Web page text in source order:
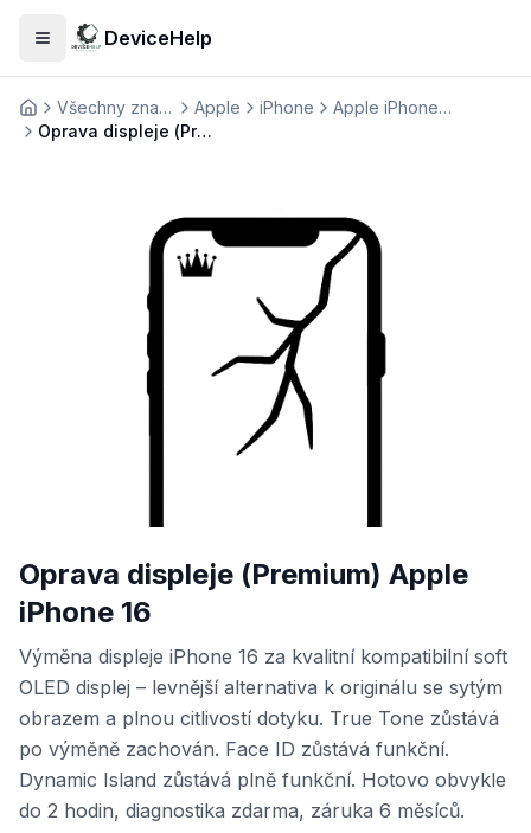
Otevřít menuDeviceHelp
Домашня Všechny značky Apple iPhone
Apple iPhone 16
Oprava displeje (Premium)
Oprava displeje (Premium) Apple
iPhone 16
Výměna displeje iPhone 16 za kvalitní kompatibilní soft
OLED displej – levnější alternativa k originálu se sytým
obrazem a plnou citlivostí dotyku. True Tone zůstává
po výměně zachován. Face ID zůstává funkční.
Dynamic Island zůstává plně funkční. Hotovo obvykle
do 2 hodin, diagnostika zdarma, záruka 6 měsíců.